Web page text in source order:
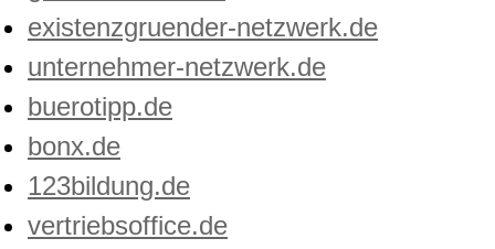
existenzgruender-netzwerk.de
unternehmer-netzwerk.de
buerotipp.de
bonx.de
123bildung.de
vertriebsoffice.de